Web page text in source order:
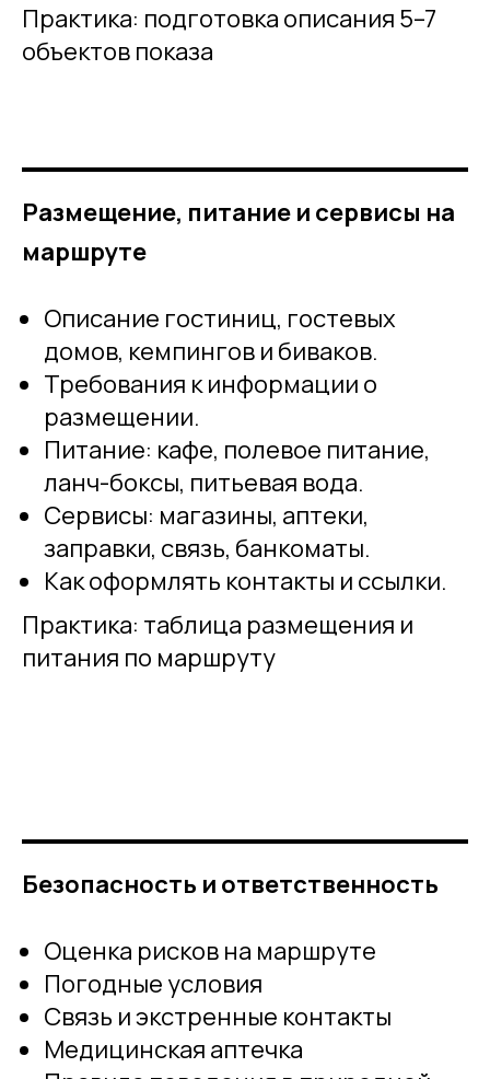
Практика: подготовка описания 5–7
объектов показа
Размещение, питание и сервисы на
маршруте
Описание гостиниц, гостевых
домов, кемпингов и биваков.
Требования к информации о
размещении.
Питание: кафе, полевое питание,
ланч-боксы, питьевая вода.
Сервисы: магазины, аптеки,
заправки, связь, банкоматы.
Как оформлять контакты и ссылки.
Практика: таблица размещения и
питания по маршруту
Безопасность и ответственность
Оценка рисков на маршруте
Погодные условия
Связь и экстренные контакты
Медицинская аптечка